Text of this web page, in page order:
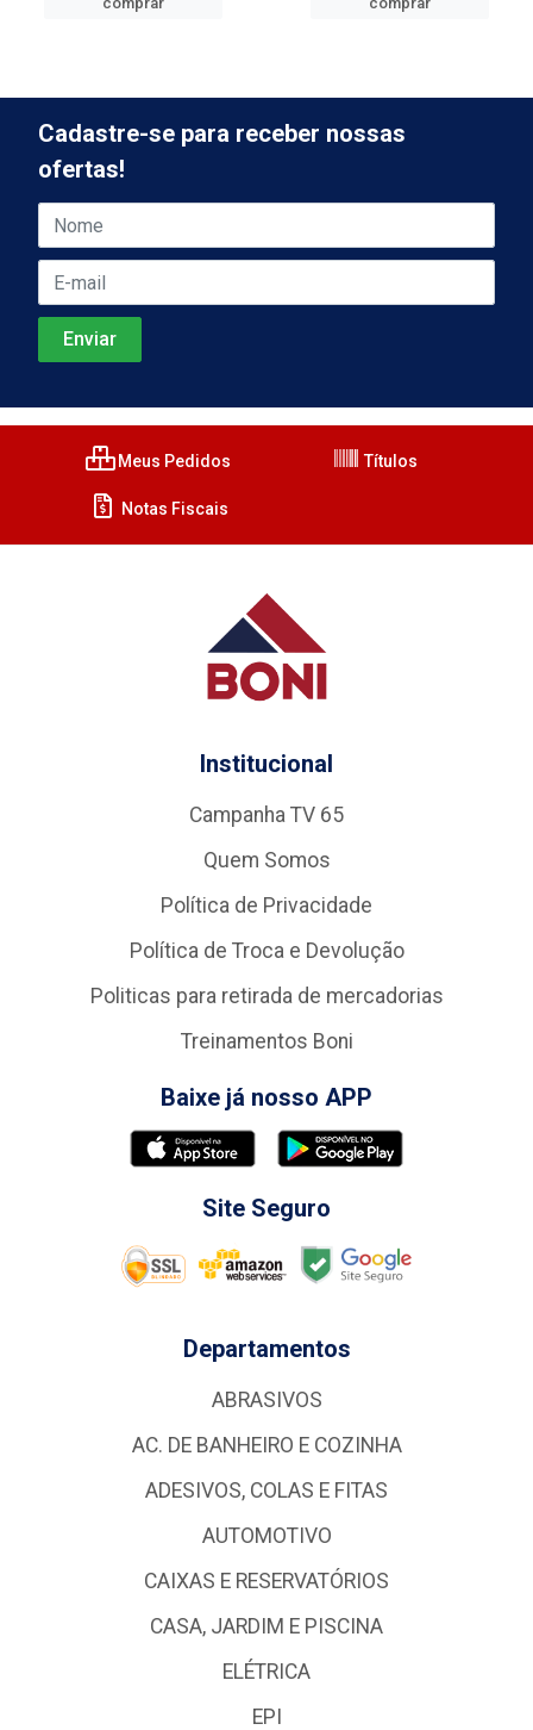
Cadastre-se para receber nossas
ofertas!
Meus Pedidos Títulos
Notas Fiscais
Institucional
Campanha TV 65
Quem Somos
Política de Privacidade
Política de Troca e Devolução
Politicas para retirada de mercadorias
Treinamentos Boni
Baixe já nosso APP
Site Seguro
Departamentos
ABRASIVOS
AC. DE BANHEIRO E COZINHA
ADESIVOS, COLAS E FITAS
AUTOMOTIVO
CAIXAS E RESERVATÓRIOS
CASA, JARDIM E PISCINA
ELÉTRICA
EPI